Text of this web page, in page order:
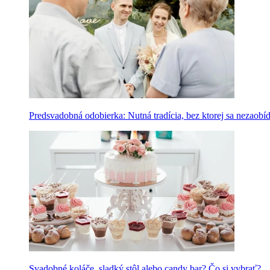
Predsvadobná odobierka: Nutná tradícia, bez ktorej sa